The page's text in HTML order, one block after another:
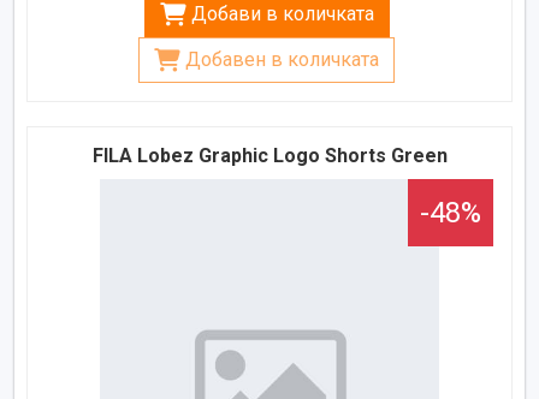
Добави в количката
Добавен в количката
FILA Lobez Graphic Logo Shorts Green
-48%